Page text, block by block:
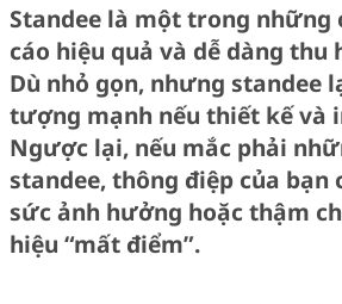
Standee là một trong những
cáo hiệu quả và dễ dàng thu
Dù nhỏ gọn, nhưng standee
tượng mạnh nếu thiết kế và
Ngược lại, nếu mắc phải
standee, thông điệp của bạn
sức ảnh hưởng hoặc thậm
hiệu “mất điểm”.